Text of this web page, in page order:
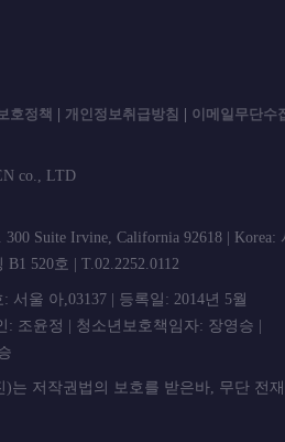
호정책 개인정보취급방침 이메일무단수
언 | PEDIEN co.,
300 Suite Irvine, California 92618 | Korea:
520호 | T.02.2252.0112
서울 아,03137 | 등록일: 2014년 5월
조윤정 | 청소년보호책임자: 장영승 |
)는 저작권법의 보호를 받은바, 무단 전
등을 금합니